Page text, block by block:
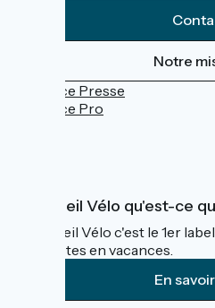
Notre
Espace Presse
Espace Pro
Accueil Vélo qu'est-ce
Accueil Vélo c'est le 1er
cyclistes en vacances.
En